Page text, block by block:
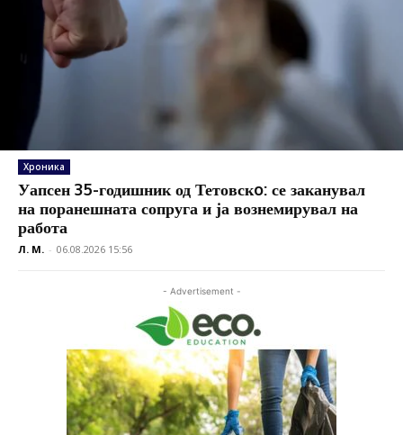
Хроника
Уапсен 35-годишник од Тетовскo: се заканувал
на поранешната сопруга и ја вознемирувал на
работа
Л. М. - 06.08.2026 15:56
- Advertisement -